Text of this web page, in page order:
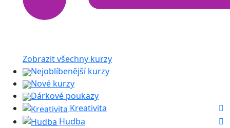
Zobrazit všechny kurzy
Nejoblíbenější kurzy
Nové kurzy
Dárkové poukazy
Kreativita
Hudba